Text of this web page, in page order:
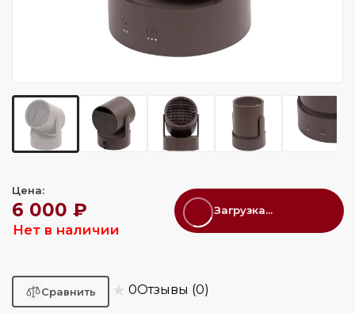
Цена:
6 000 ₽
Нет в наличии
Загрузка...
★ 0Отзывы (0)